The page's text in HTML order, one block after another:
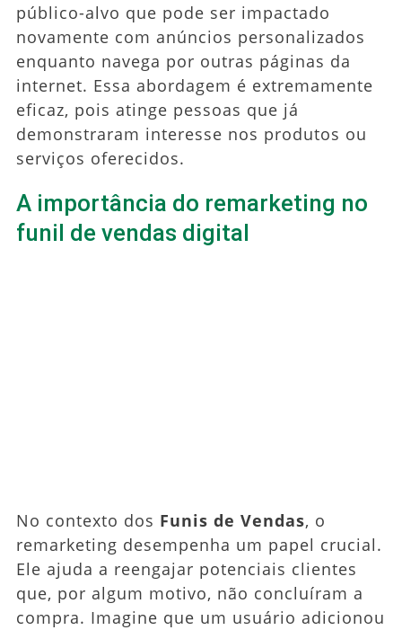
público-alvo que pode ser impactado
novamente com anúncios personalizados
enquanto navega por outras páginas da
internet. Essa abordagem é extremamente
eficaz, pois atinge pessoas que já
demonstraram interesse nos produtos ou
serviços oferecidos.
A importância do remarketing no
funil de vendas digital
No contexto dos Funis de Vendas, o
remarketing desempenha um papel crucial.
Ele ajuda a reengajar potenciais clientes
que, por algum motivo, não concluíram a
compra. Imagine que um usuário adicionou